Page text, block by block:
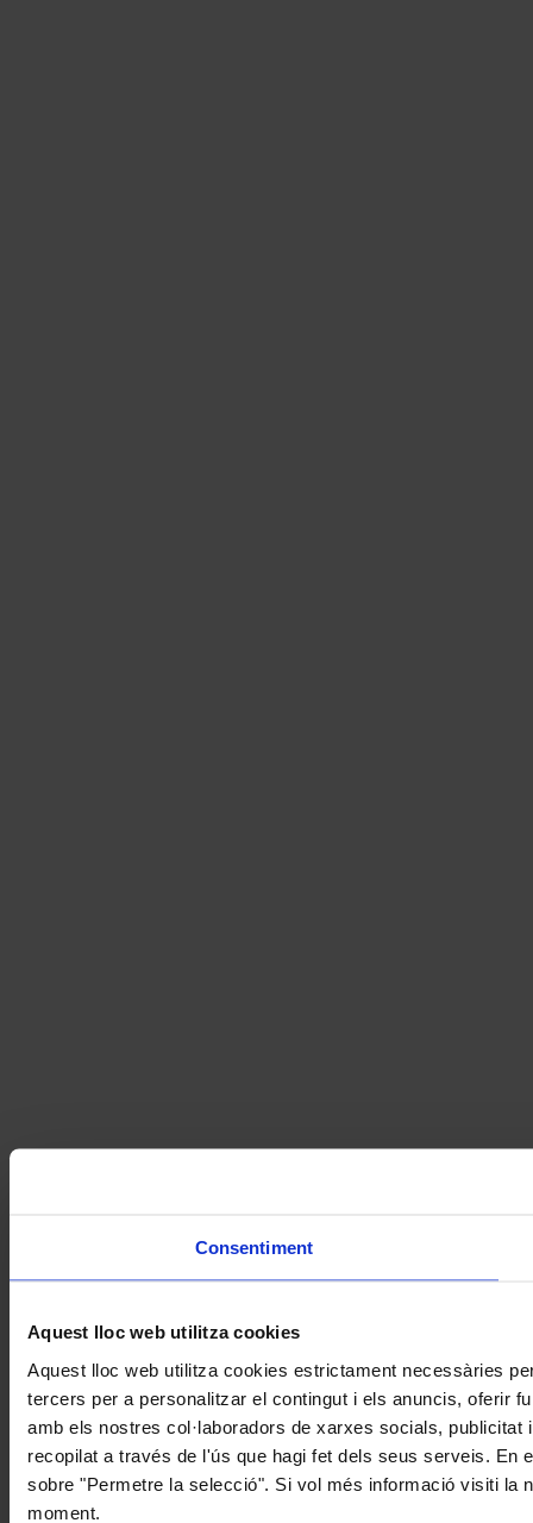
Consentiment
Aquest lloc web utilitza cookies
Aquest lloc web utilitza cookies estrictament necessàries
tercers per a personalitzar el contingut i els anuncis, oferir
amb els nostres col·laboradors de xarxes socials,
recopilat a través de l'ús que hagi fet dels seus serveis. En
sobre "Permetre la selecció". Si vol més informació visiti la
moment.